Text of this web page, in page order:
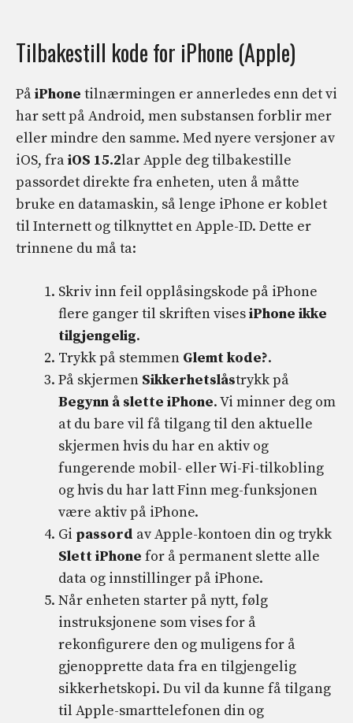
Tilbakestill kode for iPhone (Apple)
PåiPhone tilnærmingen er annerledes enn det vi
har sett på Android, men substansen forblir mer
eller mindre den samme. Med nyere versjoner av
iOS, fraiOS 15.2lar Apple deg tilbakestille
passordet direkte fra enheten, uten å måtte
bruke en datamaskin, så lenge iPhone er koblet
til Internett og tilknyttet en Apple-ID. Dette er
trinnene du må ta:
Skriv inn feil opplåsingskode på iPhone
flere ganger til skriften visesiPhone ikke
tilgjengelig.
Trykk på stemmen Glemt kode?.
På skjermen Sikkerhetslåstrykk på
Begynn å slette iPhone. Vi minner deg om
at du bare vil få tilgang til den aktuelle
skjermen hvis du har en aktiv og
fungerende mobil- eller Wi-Fi-tilkobling
og hvis du har latt Finn meg-funksjonen
være aktiv på iPhone.
Gi passord av Apple-kontoen din og trykk
Slett iPhone for å permanent slette alle
data og innstillinger på iPhone.
Når enheten starter på nytt, følg
instruksjonene som vises for å
rekonfigurere den og muligens for å
gjenopprette data fra en tilgjengelig
sikkerhetskopi. Du vil da kunne få tilgang
til Apple-smarttelefonen din og